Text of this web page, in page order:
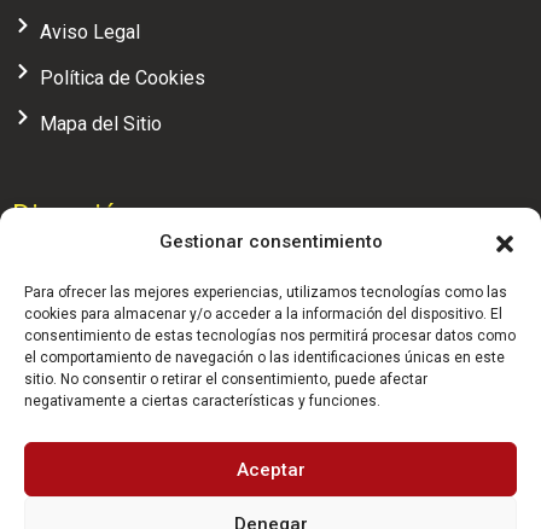
Gestionar consentimiento
Para ofrecer las mejores experiencias, utilizamos tecnologías como las
cookies para almacenar y/o acceder a la información del dispositivo. El
consentimiento de estas tecnologías nos permitirá procesar datos como
el comportamiento de navegación o las identificaciones únicas en este
sitio. No consentir o retirar el consentimiento, puede afectar
negativamente a ciertas características y funciones.
Aceptar
Denegar
Aviso Legal
Política de Cookies
Mapa del Sitio
Dirección
administracion@realfederaciondesquash.com
(+34) 91 658 71 04
HORARIO: 9:30 - 14:00 h.